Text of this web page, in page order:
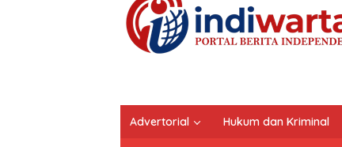
Advertorial Hukum dan Kriminal